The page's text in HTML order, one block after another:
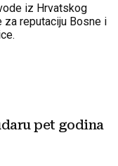
iz Hrvatskog
za reputaciju Bosne i
pet godina